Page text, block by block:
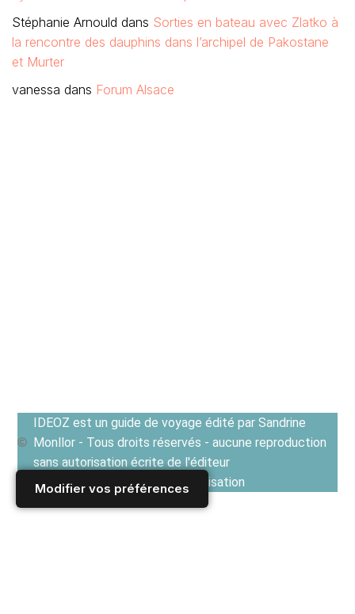
Modifier vos préférences
Stéphanie Arnould dans Sorties en bateau avec Zlatko à
la rencontre des dauphins dans l’archipel de Pakostane
et Murter
vanessa dans Forum Alsace
IDEOZ est un guide de voyage édité par Sandrine
Monllor - Tous droits réservés - aucune reproduction
sans autorisation écrite de l'éditeur
Voir les Conditions générales d'utilisation